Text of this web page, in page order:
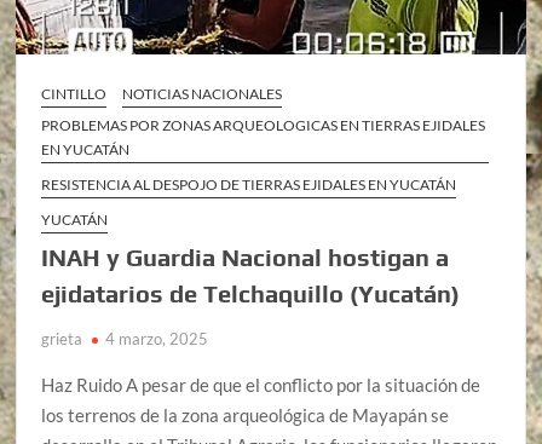
CINTILLO
NOTICIAS NACIONALES
PROBLEMAS POR ZONAS ARQUEOLOGICAS EN TIERRAS EJIDALES
EN YUCATÁN
RESISTENCIA AL DESPOJO DE TIERRAS EJIDALES EN YUCATÁN
YUCATÁN
INAH y Guardia Nacional hostigan a
ejidatarios de Telchaquillo (Yucatán)
grieta 4 marzo, 2025
Haz Ruido A pesar de que el conflicto por la situación de
los terrenos de la zona arqueológica de Mayapán se